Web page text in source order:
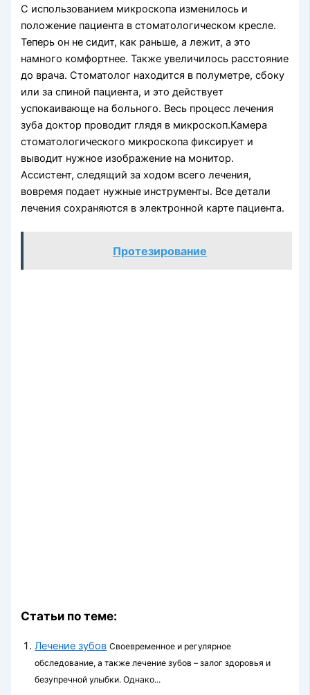
С использованием микроскопа изменилось и
положение пациента в стоматологическом кресле.
Теперь он не сидит, как раньше, а лежит, а это
намного комфортнее. Также увеличилось расстояние
до врача. Стоматолог находится в полуметре, сбоку
или за спиной пациента, и это действует
успокаивающе на больного. Весь процесс лечения
зуба доктор проводит глядя в микроскоп.Камера
стоматологического микроскопа фиксирует и
выводит нужное изображение на монитор.
Ассистент, следящий за ходом всего лечения,
вовремя подает нужные инструменты. Все детали
лечения сохраняются в электронной карте пациента.
Протезирование
Статьи по теме:
Лечение зубов Своевременное и регулярное
обследование, а также лечение зубов – залог здоровья и
безупречной улыбки. Однако...